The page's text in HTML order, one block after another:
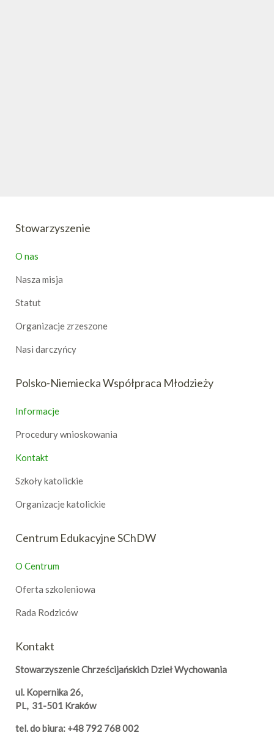
Stowarzyszenie
O nas
Nasza misja
Statut
Organizacje zrzeszone
Nasi darczyńcy
Polsko-Niemiecka Współpraca Młodzieży
Informacje
Procedury wnioskowania
Kontakt
Szkoły katolickie
Organizacje katolickie
Centrum Edukacyjne SChDW
O Centrum
Oferta szkoleniowa
Rada Rodziców
Kontakt
Stowarzyszenie Chrześcijańskich Dzieł Wychowania
ul. Kopernika 26,
PL, 31-501 Kraków
tel. do biura: +48 792 768 002